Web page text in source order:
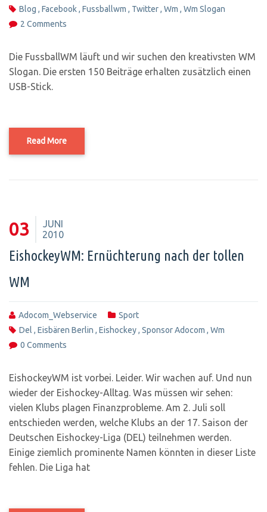
Blog , Facebook, Fussballwm , Twitter, Wm , Wm Slogan
2 Comments
Die FussballWM läuft und wir suchen den kreativsten WM
Slogan. Die ersten 150 Beiträge erhalten zusätzlich einen
USB-Stick.
Read More
03
JUNI
2010
EishockeyWM: Ernüchterung nach der tollen
WM
Adocom_Webservice
Sport
Del , Eisbären Berlin , Eishockey, Sponsor Adocom , Wm
0 Comments
EishockeyWM ist vorbei. Leider. Wir wachen auf. Und nun
wieder der Eishockey-Alltag. Was müssen wir sehen:
vielen Klubs plagen Finanzprobleme. Am 2. Juli soll
entschieden werden, welche Klubs an der 17. Saison der
Deutschen Eishockey-Liga (DEL) teilnehmen werden.
Einige ziemlich prominente Namen könnten in dieser Liste
fehlen. Die Liga hat